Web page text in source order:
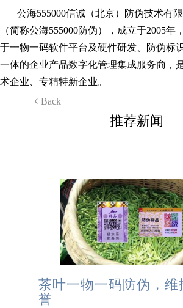
公海555000信诚（北京）防伪技术有
（简称公海555000防伪），成立于2005年
于一物一码软件平台及硬件研发、防伪标
一体的企业产品数字化管理集成服务商，
术企业、专精特新企业。
Back
推荐新闻
茶叶一物一码防伪，维
誉